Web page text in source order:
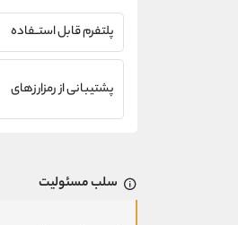
پلتفرم قابل استــفاده
پشتیبانی از رمزارزهای
XLM XHV
سلب مسئولیت